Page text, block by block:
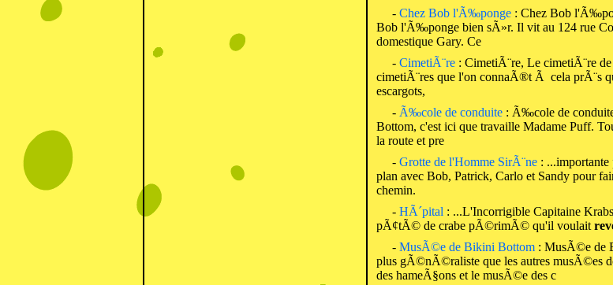
- Chez Bob l'Ã‰ponge: Chez Bob
Bob l'Ã‰ponge bien sÃ»r. Il vit au 124 rue
domestique Gary. Ce
- CimetiÃ¨re: CimetiÃ¨re, Le cimetiÃ¨re
cimetiÃ¨res que l'on connaÃ®t Ã cela prÃ¨s
escargots,
- Ã‰cole de conduite: Ã‰cole de
Bottom, c'est ici que travaille Madame Puff.
la route et pre
- Grotte de l'Homme SirÃ¨ne: ...importante
plan avec Bob, Patrick, Carlo et Sandy pour
chemin.
- HÃ´pital : ...L'Incorrigible Capitaine
pÃ¢tÃ© de crabe pÃ©rimÃ© qu'il voulait
- MusÃ©e de Bikini Bottom: MusÃ©e de
plus gÃ©nÃ©raliste que les autres
des hameÃ§ons et le musÃ©e des c